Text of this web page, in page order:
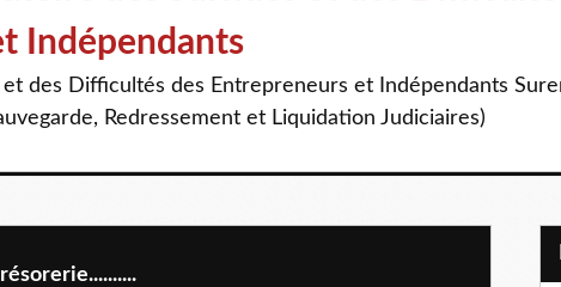
Indépendants
des Difficultés des Entrepreneurs et Indépendants
Redressement et Liquidation Judiciaires)